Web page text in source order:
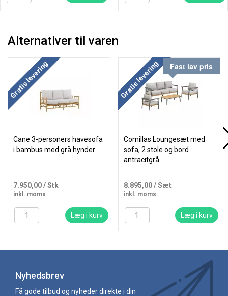
Alternativer til varen
Gratis levering
Cane 3-personers havesofa
i bambus med grå hynder
7.950,00/ Stk
inkl. moms
Læg i kurv
Gratis levering Fast lav pris
Comillas Loungesæt med
sofa, 2 stole og bord
antracitgrå
8.895,00/ Sæt
inkl. moms
Læg i kurv
Nyhedsbrev
Få gode tilbud og nyheder direkte i din